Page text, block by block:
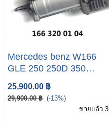
Mercedes benz W166
GLE 250 250D 350
500E Air Suspension
Compressor
25,900.00 ฿
29,900.00 ฿ (-13%)
ขายแล้ว 3